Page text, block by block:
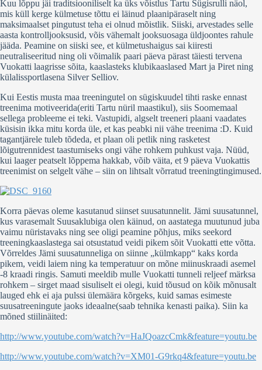
Kuu lõppu jäi traditsiooniliselt ka üks võistlus Tartu Sügisrulli näol,
mis küll kerge külmetuse tõttu ei läinud plaanipäraselt ning
maksimaalset pingutust teha ei olnud mõistlik. Siiski, arvestades selle
aasta kontrolljooksusid, võis vähemalt jooksuosaga üldjoontes rahule
jääda. Peamine on siiski see, et külmetushaigus sai kiiresti
neutraliseeritud ning oli võimalik paari päeva pärast täiesti tervena
Vuokatti laagrisse sõita, kaaslasteks klubikaaslased Mart ja Piret ning
külalissportlasena Silver Selliov.
Kui Eestis musta maa treeningutel on sügiskuudel tihti raske ennast
treenima motiveerida(eriti Tartu nüril maastikul), siis Soomemaal
sellega probleeme ei teki. Vastupidi, algselt treeneri plaani vaadates
küsisin ikka mitu korda üle, et kas peabki nii vähe treenima :D. Kuid
tagantjärele tuleb tõdeda, et plaan oli petlik ning rasketest
lõigutrennidest taastumiseks ongi vähe rohkem puhkust vaja. Nüüd,
kui laager peatselt lõppema hakkab, võib väita, et 9 päeva Vuokattis
treenimist on selgelt vähe – siin on lihtsalt võrratud treeningtingimused.
Korra päevas oleme kasutanud siinset suusatunnelit. Jämi suusatunnel,
kus varasemalt Suusaklubiga olen käinud, on aastatega muutunud juba
vaimu nüristavaks ning see oligi peamine põhjus, miks seekord
treeningkaaslastega sai otsustatud veidi pikem sõit Vuokatti ette võtta.
Võrreldes Jämi suusatunneliga on siinne „külmkapp“ kaks korda
pikem, veidi laiem ning ka temperatuur on mõne miinuskraadi asemel
-8 kraadi ringis. Samuti meeldib mulle Vuokatti tunneli reljeef märksa
rohkem – sirget maad sisuliselt ei olegi, kuid tõusud on kõik mõnusalt
lauged ehk ei aja pulssi ülemäära kõrgeks, kuid samas esimeste
suusatreeningute jaoks ideaalne(saab tehnika kenasti paika). Siin ka
mõned stiilinäited:
http://www.youtube.com/watch?v=HaJQoazcCmk&feature=youtu.be
http://www.youtube.com/watch?v=XM01-G9rkq4&feature=youtu.be